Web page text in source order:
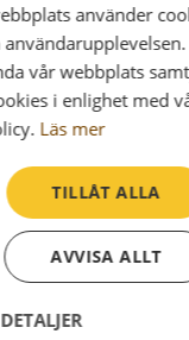
i
i
API där du
använder
vår webbplats
i enlighet med
Läs mer
TILLÅT ALLA
AVVISA ALLT